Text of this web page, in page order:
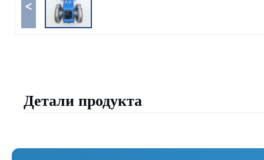
<
Детали продукта